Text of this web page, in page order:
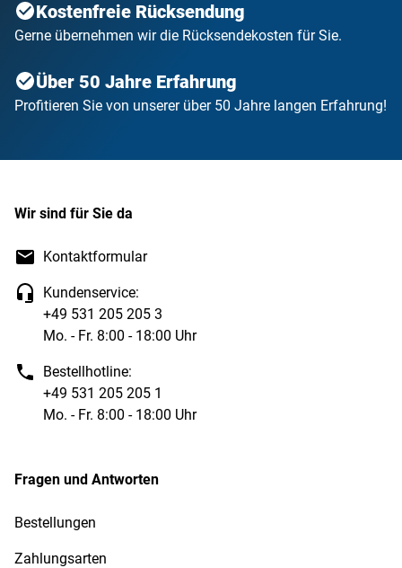
Kostenfreie Rücksendung
Gerne übernehmen wir die Rücksendekosten für Sie.
Über 50 Jahre Erfahrung
Profitieren Sie von unserer über 50 Jahre langen Erfahrung!
Wir sind für Sie da
Kontaktformular
Kundenservice:
+49 531 205 205 3
Mo. - Fr. 8:00 - 18:00 Uhr
Bestellhotline:
+49 531 205 205 1
Mo. - Fr. 8:00 - 18:00 Uhr
Fragen und Antworten
Bestellungen
Zahlungsarten